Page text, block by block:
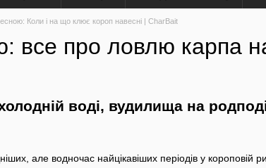
Коли і на що клює короп навесні | CharBait
все про ловлю карпа
але водночас найцікавіших періодів у